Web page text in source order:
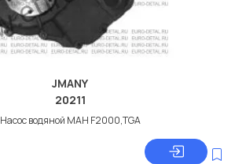
JMANY
20211
Насос водяной МАН F2000,TGA